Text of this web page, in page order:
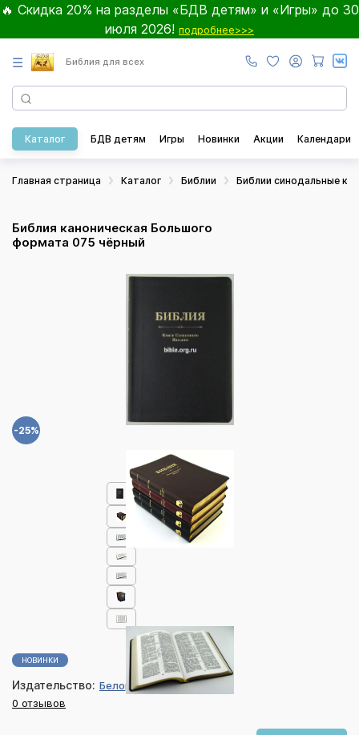
🔥 Скидка 20% на разделы «БДВ детям» и «Игры» до 30
июля 2026! подробнее>>>
☰ Библия для всех
Каталог БДВ детям Игры Новинки Акции Календари
Главная страница Каталог Библии Библии синодальные
Библия каноническая Большого
формата 075 чёрный
-25%
НОВИНКИ
Издательство: Белорусская миссия
0 отзывов